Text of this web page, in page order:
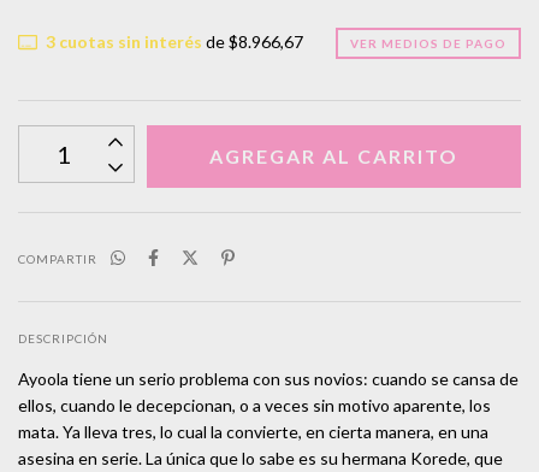
3cuotas sin interés de$8.966,67 VER MEDIOS DE PAGO
COMPARTIR
DESCRIPCIÓN
Ayoola tiene un serio problema con sus novios: cuando se cansa de
ellos, cuando le decepcionan, o a veces sin motivo aparente, los
mata. Ya lleva tres, lo cual la convierte, en cierta manera, en una
asesina en serie. La única que lo sabe es su hermana Korede, que